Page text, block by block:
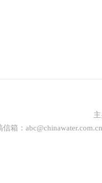
信箱： abc@chinawater.com.cn